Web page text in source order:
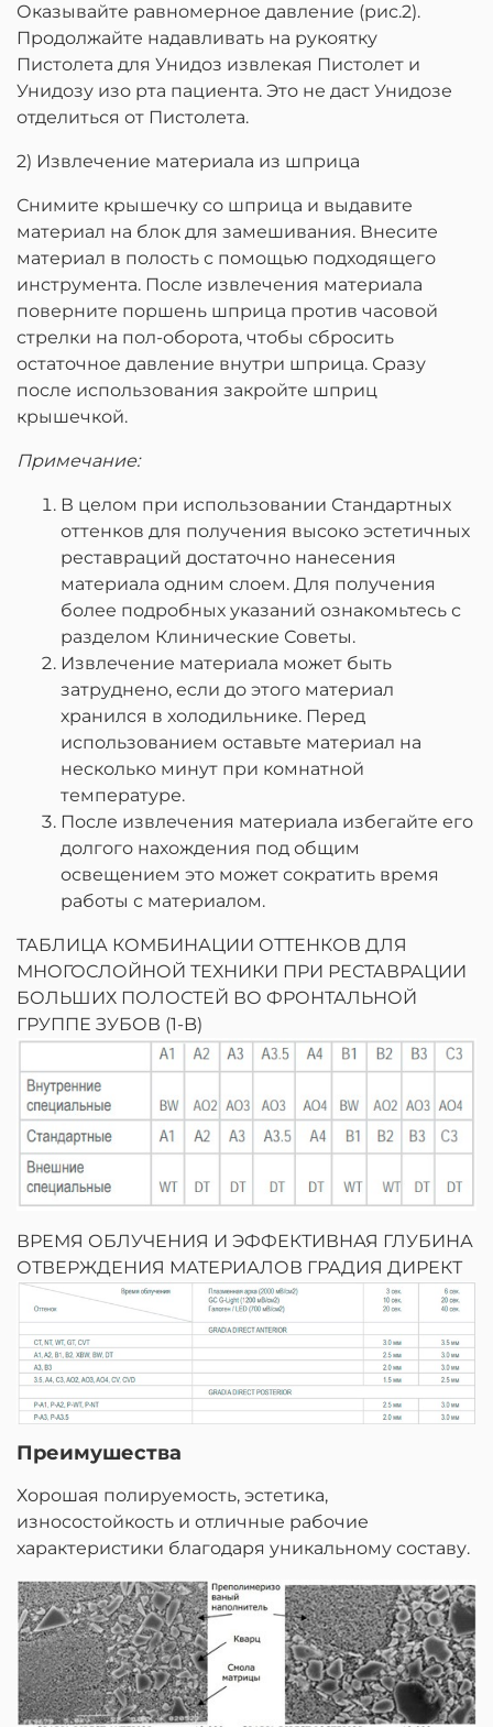
Оказывайте равномерное давление (рис.2).
Продолжайте надавливать на рукоятку
Пистолета для Унидоз извлекая Пистолет и
Унидозу изо рта пациента. Это не даст Унидозе
отделиться от Пистолета.
2) Извлечение материала из шприца
Снимите крышечку со шприца и выдавите
материал на блок для замешивания. Внесите
материал в полость с помощью подходящего
инструмента. После извлечения материала
поверните поршень шприца против часовой
стрелки на пол-оборота, чтобы сбросить
остаточное давление внутри шприца. Сразу
после использования закройте шприц
крышечкой.
Примечание:
В целом при использовании Стандартных
оттенков для получения высоко эстетичных
реставраций достаточно нанесения
материала одним слоем. Для получения
более подробных указаний ознакомьтесь с
разделом Клинические Советы.
Извлечение материала может быть
затруднено, если до этого материал
хранился в холодильнике. Перед
использованием оставьте материал на
несколько минут при комнатной
температуре.
После извлечения материала избегайте его
долгого нахождения под общим
освещением это может сократить время
работы с материалом.
ТАБЛИЦА КОМБИНАЦИИ ОТТЕНКОВ ДЛЯ
МНОГОСЛОЙНОЙ ТЕХНИКИ ПРИ РЕСТАВРАЦИИ
БОЛЬШИХ ПОЛОСТЕЙ ВО ФРОНТАЛЬНОЙ
ГРУППЕ ЗУБОВ (1-B)
ВРЕМЯ ОБЛУЧЕНИЯ И ЭФФЕКТИВНАЯ ГЛУБИНА
ОТВЕРЖДЕНИЯ МАТЕРИАЛОВ ГРАДИЯ ДИРЕКТ
Преимушества
Хорошая полируемость, эстетика,
износостойкость и отличные рабочие
характеристики благодаря уникальному составу.